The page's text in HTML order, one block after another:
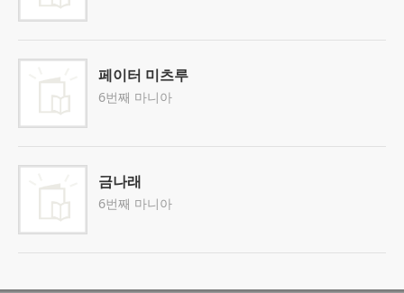
페이터 미츠루
6번째 마니아
금나래
6번째 마니아